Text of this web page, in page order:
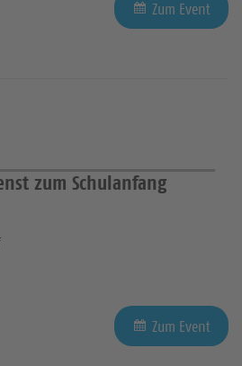
Zum Event
zum Schulanfang
Zum Event